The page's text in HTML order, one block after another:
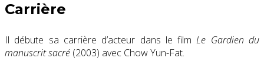
Carrière
Il débute sa carrière d’acteur dans le filmLe Gardien du
manuscrit sacré (2003) avec Chow Yun-Fat.